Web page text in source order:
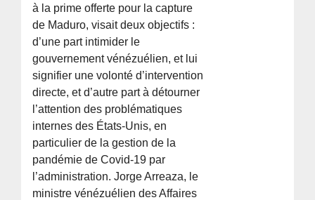
à la prime offerte pour la capture
de Maduro, visait deux objectifs :
d’une part intimider le
gouvernement vénézuélien, et lui
signifier une volonté d’intervention
directe, et d’autre part à détourner
l’attention des problématiques
internes des États-Unis, en
particulier de la gestion de la
pandémie de Covid-19 par
l’administration. Jorge Arreaza, le
ministre vénézuélien des Affaires